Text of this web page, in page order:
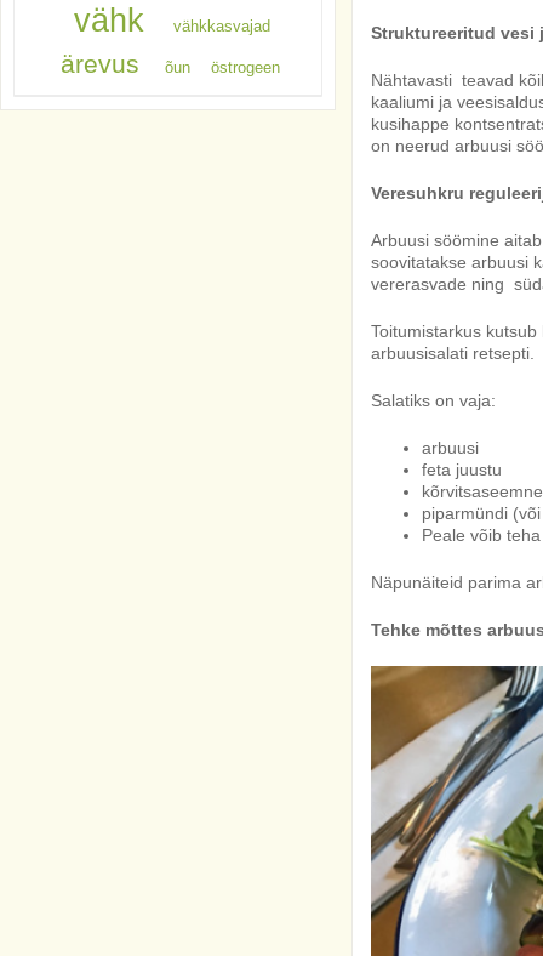
Struktureeritud vesi
Nähtavasti teavad
kaaliumi ja
kusihappe
on neerud arbuusi
Veresuhkru
Arbuusi söömine
soovitatakse arbuusi
vererasvade ning
Toitumistarkus
arbuusisalati retsepti.
Salatiks on vaja:
arbuusi
feta juustu
piparmündi
Peale võib
Näpunäiteid parima
Tehke mõttes
vähk vähkkasvajad
ärevus õun östrogeen